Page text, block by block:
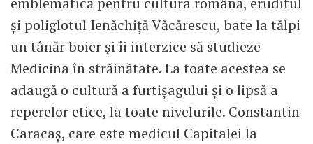
și poliglotul Ienăchiță Văcărescu, bate la tălpi
un tânăr boier și îi interzice să studieze
Medicina în străinătate. La toate acestea se
adaugă o cultură a furtișagului și o lipsă a
reperelor etice, la toate nivelurile. Constantin
Caracaș, care este medicul Capitalei la